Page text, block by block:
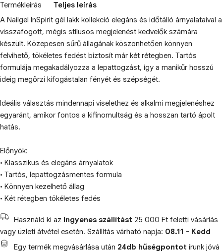
Termékleírás
Teljes leírás
A Nailgel InSpirit gél lakk kollekció elegáns és időtálló árnyalataival a
visszafogott, mégis stílusos megjelenést kedvelők számára
készült. Közepesen sűrű állagának köszönhetően könnyen
felvihető, tökéletes fedést biztosít már két rétegben. Tartós
formulája megakadályozza a lepattogzást, így a manikűr hosszú
ideig megőrzi kifogástalan fényét és szépségét.
Ideális választás mindennapi viselethez és alkalmi megjelenéshez
egyaránt, amikor fontos a kifinomultság és a hosszan tartó ápolt
hatás.
Előnyök:
• Klasszikus és elegáns árnyalatok
• Tartós, lepattogzásmentes formula
• Könnyen kezelhető állag
• Két rétegben tökéletes fedés
Használd ki az ingyenes szállítást 25 000 Ft feletti vásárlás
vagy üzleti átvétel esetén. Szállítás várható napja: 08.11 - Kedd
Egy termék megvásárlása után 24db hűségpontot írunk jóvá